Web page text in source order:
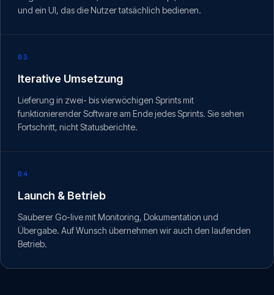
und ein UI, das die Nutzer tatsächlich bedienen.
03
Iterative Umsetzung
Lieferung in zwei- bis vierwöchigen Sprints mit
funktionierender Software am Ende jedes Sprints. Sie sehen
Fortschritt, nicht Statusberichte.
04
Launch & Betrieb
Sauberer Go-live mit Monitoring, Dokumentation und
Übergabe. Auf Wunsch übernehmen wir auch den laufenden
Betrieb.